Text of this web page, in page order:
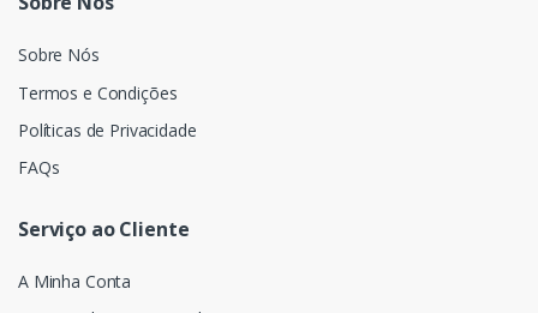
Sobre Nós
Termos e Condições
Políticas de Privacidade
FAQs
Serviço ao Cliente
A Minha Conta